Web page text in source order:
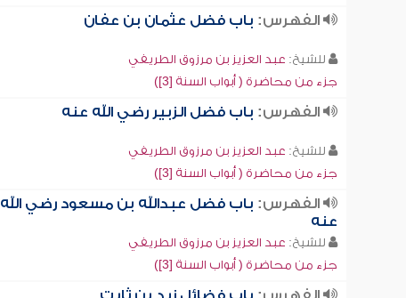
الفهرس: باب فضل عثمان بن عفان
للشيخ: عبد العزيز بن مرزوق الطريفي
جزء من محاضرة ( أبواب السنة [3])
الفهرس: باب فضل الزبير رضي الله عنه
للشيخ: عبد العزيز بن مرزوق الطريفي
جزء من محاضرة ( أبواب السنة [3])
الفهرس: باب فضل عبدالله بن مسعود رضي الله
عنه
للشيخ: عبد العزيز بن مرزوق الطريفي
جزء من محاضرة ( أبواب السنة [3])